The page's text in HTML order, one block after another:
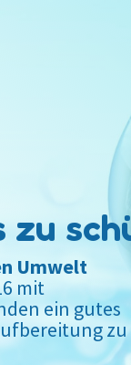
zu
Umwelt
mit
ein gutes
zu